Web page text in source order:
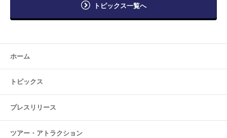
トピックス一覧へ
ホーム
トピックス
プレスリリース
ツアー・ アトラクション